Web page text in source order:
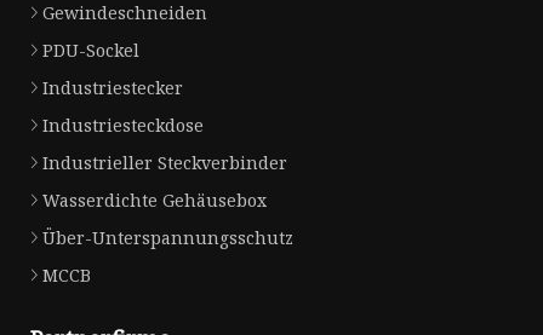
Gewindeschneiden
PDU-Sockel
Industriestecker
Industriesteckdose
Industrieller Steckverbinder
Wasserdichte Gehäusebox
Über-Unterspannungsschutz
MCCB